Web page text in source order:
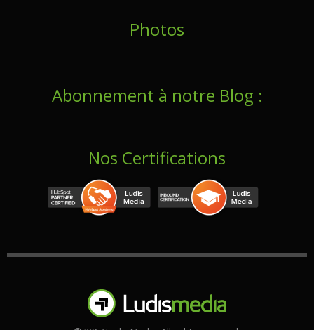
Photos
Abonnement à notre Blog :
Nos Certifications